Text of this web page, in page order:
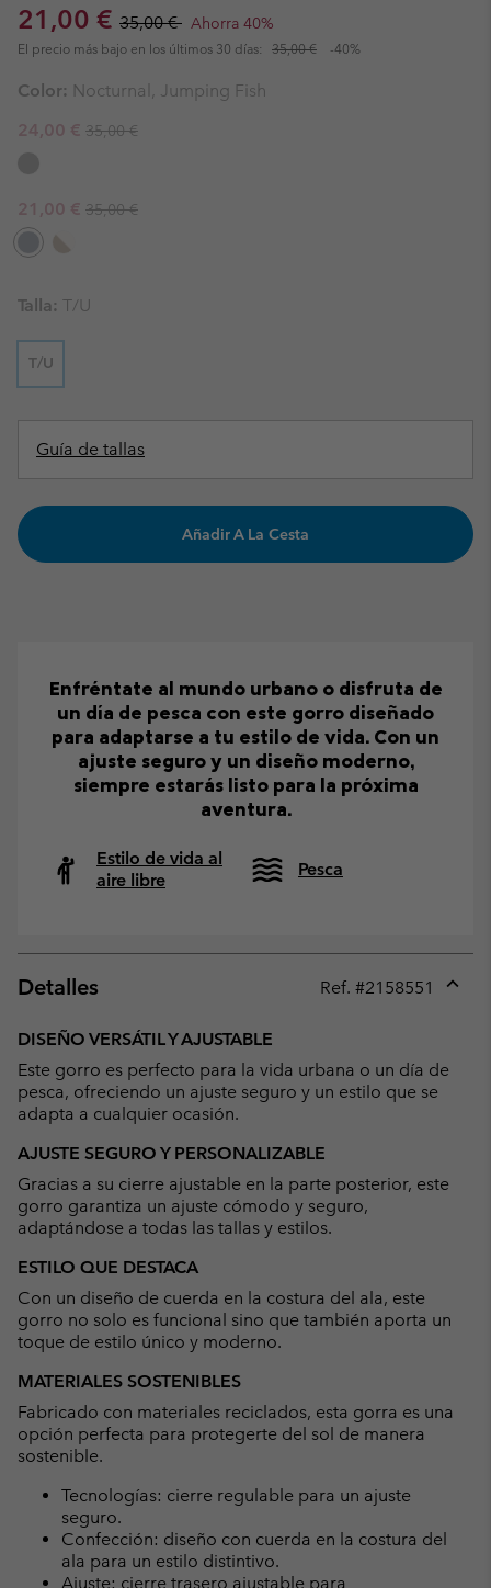
Sale price:
21,00 € Regular price:
35,00 € Ahorra 40%
El precio más bajo en los últimos 30 días: 35,00 € -40%
Color: Nocturnal, Jumping Fish
Sale price:
24,00 € Regular price:
35,00 €
Sale price:
21,00 € Regular price:
35,00 €
Talla: T/U
T/U
Guía de tallas
Añadir A La Cesta
Enfréntate al mundo urbano o disfruta de
un día de pesca con este gorro diseñado
para adaptarse a tu estilo de vida. Con un
ajuste seguro y un diseño moderno,
siempre estarás listo para la próxima
aventura.
Estilo de vida al
aire libre
Pesca
Detalles Ref. #2158551
DISEÑO VERSÁTIL Y AJUSTABLE
Este gorro es perfecto para la vida urbana o un día de
pesca, ofreciendo un ajuste seguro y un estilo que se
adapta a cualquier ocasión.
AJUSTE SEGURO Y PERSONALIZABLE
Gracias a su cierre ajustable en la parte posterior, este
gorro garantiza un ajuste cómodo y seguro,
adaptándose a todas las tallas y estilos.
ESTILO QUE DESTACA
Con un diseño de cuerda en la costura del ala, este
gorro no solo es funcional sino que también aporta un
toque de estilo único y moderno.
MATERIALES SOSTENIBLES
Fabricado con materiales reciclados, esta gorra es una
opción perfecta para protegerte del sol de manera
sostenible.
Tecnologías: cierre regulable para un ajuste
seguro.
Confección: diseño con cuerda en la costura del
ala para un estilo distintivo.
Ajuste: cierre trasero ajustable para